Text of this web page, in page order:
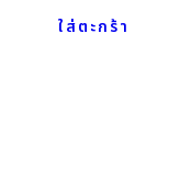
ใส่ตะกร้า